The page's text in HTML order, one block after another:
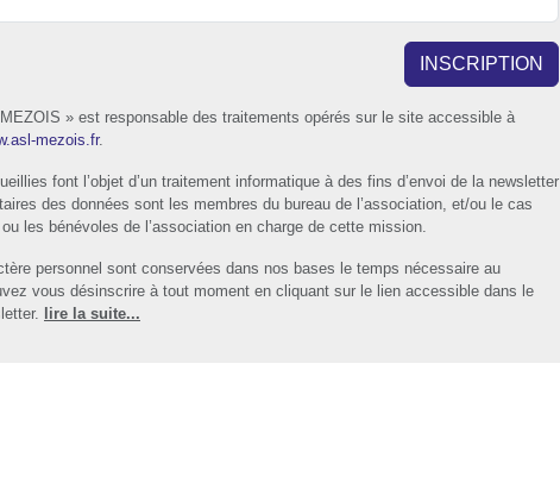
INSCRIPTION
MEZOIS » est responsable des traitements opérés sur le site accessible à
mezois.fr.
font l’objet d’un traitement informatique à des fins d’envoi de la newsletter
des données sont les membres du bureau de l’association, et/ou le cas
les bénévoles de l’association en charge de cette mission.
personnel sont conservées dans nos bases le temps nécessaire au
vous désinscrire à tout moment en cliquant sur le lien accessible dans le
lire la suite...